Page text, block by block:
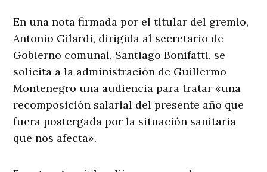
En una nota firmada por el titular del gremio,
Antonio Gilardi, dirigida al secretario de
Gobierno comunal, Santiago Bonifatti, se
solicita a la administración de Guillermo
Montenegro una audiencia para tratar «una
recomposición salarial del presente año que
fuera postergada por la situación sanitaria
que nos afecta».